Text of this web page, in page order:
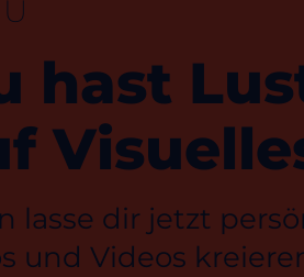
hast
lasse dir jetzt
und Videos